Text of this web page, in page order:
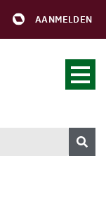
AANMELDEN